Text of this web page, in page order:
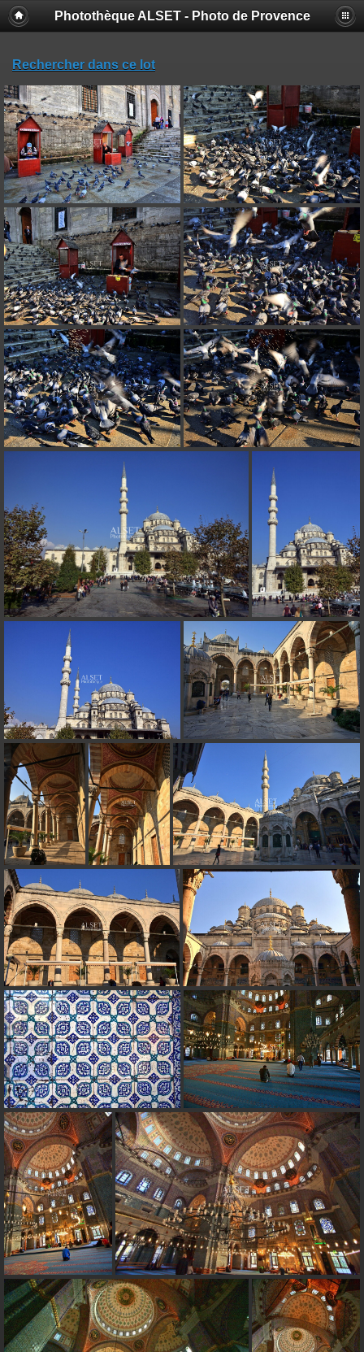
Photothèque ALSET - Photo de Provence
Rechercher dans ce lot